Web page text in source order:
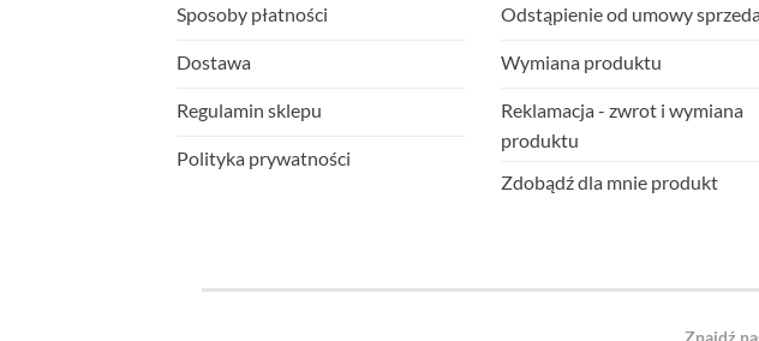
Sposoby płatności
Dostawa
Regulamin sklepu
Polityka prywatności
Odstąpienie od umowy
Wymiana produktu
Reklamacja - zwrot i wymiana
produktu
Zdobądź dla mnie produkt
Znajdź